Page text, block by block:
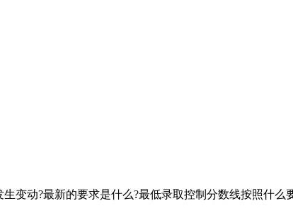
变动?最新的要求是什么?最低录取控制分数线按照什么